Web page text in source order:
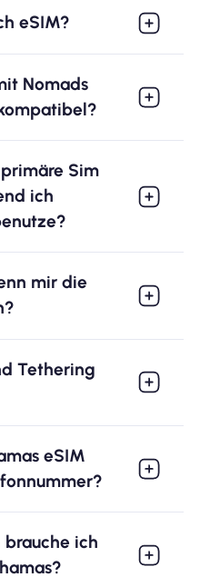
eSIM?
Nomads
Sim
ich
mir die
Tethering
eSIM
ich